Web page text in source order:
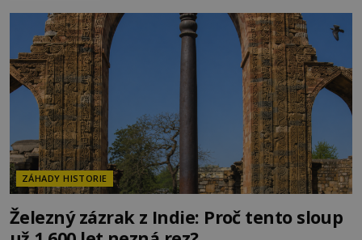
o skutečné historické události. Ve středověké
Evropě mají relikvie mimořádnou hodnotu. Nejsou
jen předmětem úcty
ZÁHADY HISTORIE
Železný zázrak z Indie: Proč tento sloup